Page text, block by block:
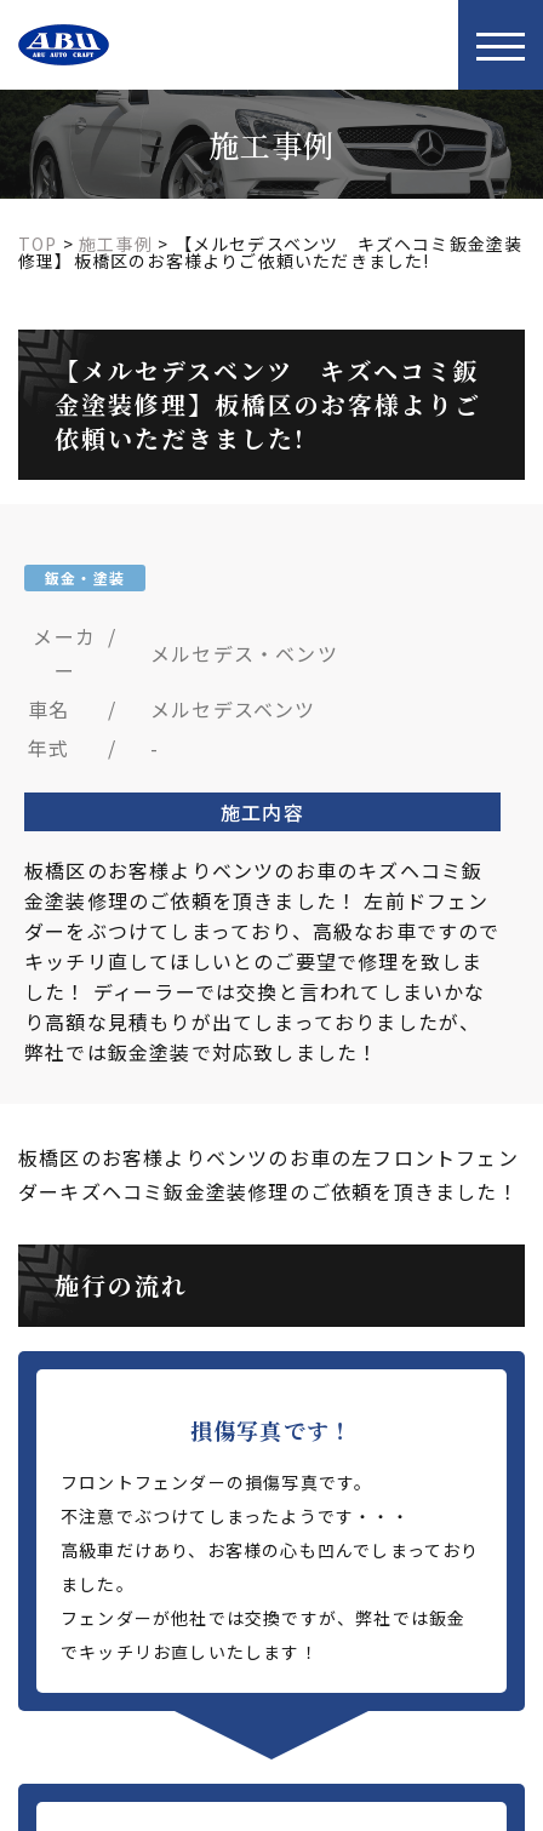
t
o
g
l
e
n
a
i
g
i
施工事例
TOP >施工事例 > 【メルセデスベンツ キズヘコミ鈑金塗装
修理】板橋区のお客様よりご依頼いただきました!
【メルセデスベンツ キズヘコミ鈑
金塗装修理】板橋区のお客様よりご
依頼いただきました!
鈑金・塗装
メーカ
ー
/
メルセデス・ベンツ
車名
/
メルセデスベンツ
年式
/ -
施工内容
板橋区のお客様よりベンツのお車のキズヘコミ鈑
金塗装修理のご依頼を頂きました！ 左前ドフェン
ダーをぶつけてしまっており、高級なお車ですので
キッチリ直してほしいとのご要望で修理を致しま
した！ ディーラーでは交換と言われてしまいかな
り高額な見積もりが出てしまっておりましたが、
弊社では鈑金塗装で対応致しました！
板橋区のお客様よりベンツのお車の左フロントフェン
ダーキズヘコミ鈑金塗装修理のご依頼を頂きました！
施行の流れ
損傷写真です！
フロントフェンダーの損傷写真です。
不注意でぶつけてしまったようです・・・
高級車だけあり、お客様の心も凹んでしまっており
ました。
フェンダーが他社では交換ですが、弊社では鈑金
でキッチリお直しいたします！